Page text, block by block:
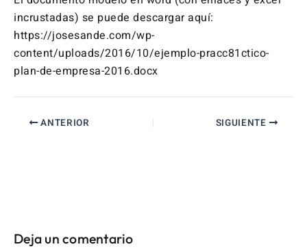
incrustadas) se puede descargar aquí:
https://josesande.com/wp-
content/uploads/2016/10/ejemplo-pracc81ctico-
plan-de-empresa-2016.docx
ANTERIOR SIGUIENTE
Deja un comentario